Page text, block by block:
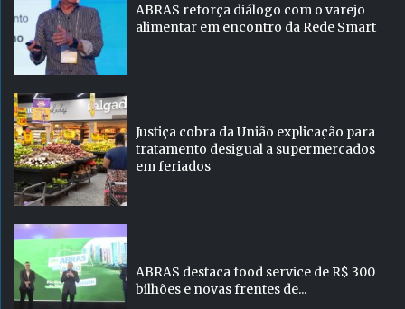
ABRAS reforça diálogo com o varejo
alimentar em encontro da Rede Smart
Justiça cobra da União explicação para
tratamento desigual a supermercados
em feriados
ABRAS destaca food service de R$ 300
bilhões e novas frentes de...